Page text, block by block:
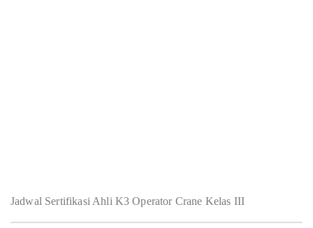
Jadwal Sertifikasi Ahli K3 Operator Crane Kelas III